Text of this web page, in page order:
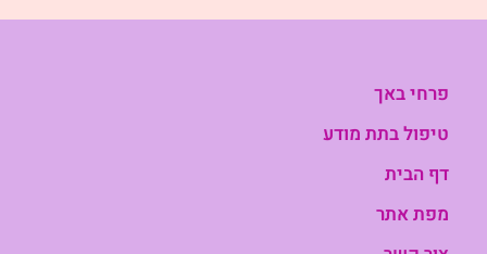
פרחי באך
טיפול בתת מודע
דף הבית
מפת אתר